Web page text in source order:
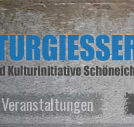
Veranstaltungen